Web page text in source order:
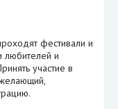
фестивали и
любителей и
участие в